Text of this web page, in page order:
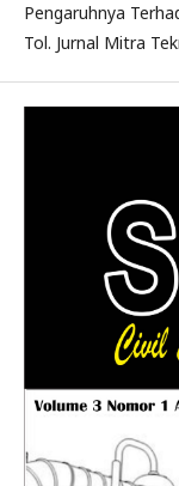
Pengaruhnya
Tol. Jurnal Mitra